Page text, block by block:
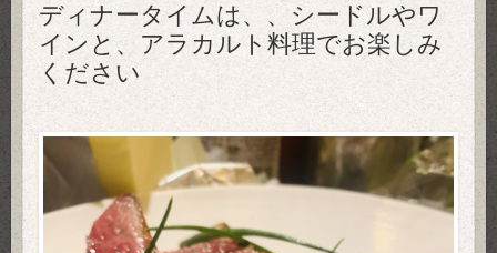
ディナータイムは、、シードルやワ
インと、アラカルト料理でお楽しみ
ください